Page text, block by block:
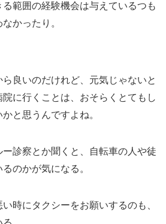
範囲の経験機会は与えているつも
かったり。
良いのだけれど、元気じゃないと
に行くことは、おそらくとてもし
と思うんですよね。
診察とか聞くと、自転車の人や徒
のかが気になる。
時にタクシーをお願いするのも、